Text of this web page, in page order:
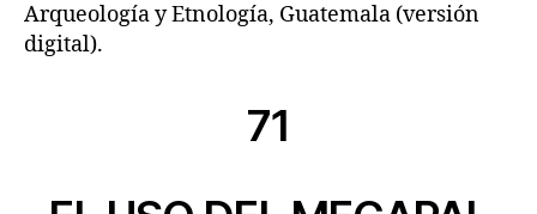
Arqueología y Etnología, Guatemala (versión
digital).
71